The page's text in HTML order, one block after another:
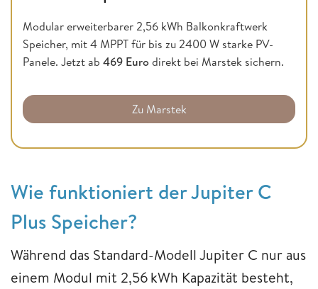
Modular erweiterbarer 2,56 kWh Balkonkraftwerk
Speicher, mit 4 MPPT für bis zu 2400 W starke PV-
Panele. Jetzt ab 469 Eurodirekt bei Marstek sichern.
Zu Marstek
Wie funktioniert der Jupiter C
Plus Speicher?
Während das Standard-Modell Jupiter C nur aus
einem Modul mit 2,56 kWh Kapazität besteht,